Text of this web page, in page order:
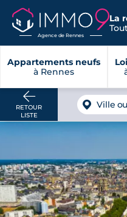
Agence de Rennes
La
Appartements neufs
à Rennes
RETOUR
LISTE
Ville